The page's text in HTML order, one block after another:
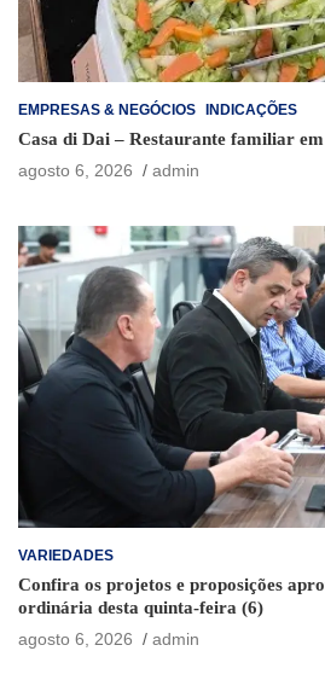
EMPRESAS & NEGÓCIOS INDICAÇÕES
Casa di Dai – Restaurante familiar
agosto 6, 2026
admin
VARIEDADES
Confira os projetos e proposições
ordinária desta quinta-feira (6)
agosto 6, 2026
admin